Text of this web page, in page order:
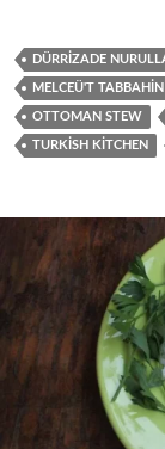
DÜRRIZADE
MELCEÜ'T TABBAHIN
OTTOMAN STEW
TURKISH KITCHEN